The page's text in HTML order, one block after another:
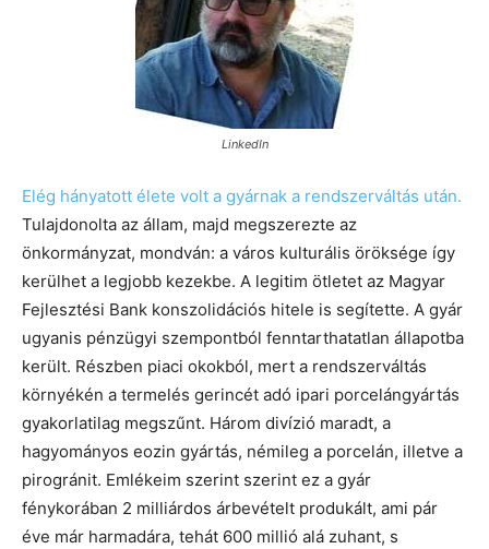
LinkedIn
Elég hányatott élete volt a gyárnak a rendszerváltás után.
Tulajdonolta az állam, majd megszerezte az
önkormányzat, mondván: a város kulturális öröksége így
kerülhet a legjobb kezekbe. A legitim ötletet az Magyar
Fejlesztési Bank konszolidációs hitele is segítette. A gyár
ugyanis pénzügyi szempontból fenntarthatatlan állapotba
került. Részben piaci okokból, mert a rendszerváltás
környékén a termelés gerincét adó ipari porcelángyártás
gyakorlatilag megszűnt. Három divízió maradt, a
hagyományos eozin gyártás, némileg a porcelán, illetve a
pirogránit. Emlékeim szerint szerint ez a gyár
fénykorában 2 milliárdos árbevételt produkált, ami pár
éve már harmadára, tehát 600 millió alá zuhant, s